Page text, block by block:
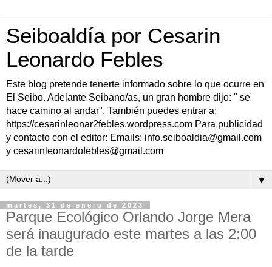
Seiboaldía por Cesarin
Leonardo Febles
Este blog pretende tenerte informado sobre lo que ocurre en
El Seibo. Adelante Seibano/as, un gran hombre dijo: " se
hace camino al andar". También puedes entrar a:
https://cesarinleonar2febles.wordpress.com Para publicidad
y contacto con el editor: Emails: info.seiboaldia@gmail.com
y cesarinleonardofebles@gmail.com
▼
martes, 31 de enero de 2023
Parque Ecológico Orlando Jorge Mera
será inaugurado este martes a las 2:00
de la tarde